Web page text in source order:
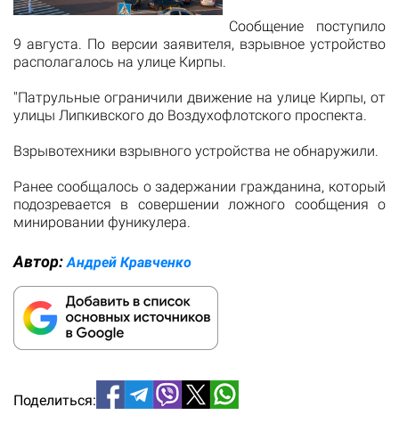
Сообщение поступило
9 августа. По версии заявителя, взрывное устройство
располагалось на улице Кирпы.
"Патрульные ограничили движение на улице Кирпы, от
улицы Липкивского до Воздухофлотского проспекта.
Взрывотехники взрывного устройства не обнаружили.
Ранее сообщалось о задержании гражданина, который
подозревается в совершении ложного сообщения о
минировании фуникулера.
Автор: Андрей Кравченко
Поделиться: